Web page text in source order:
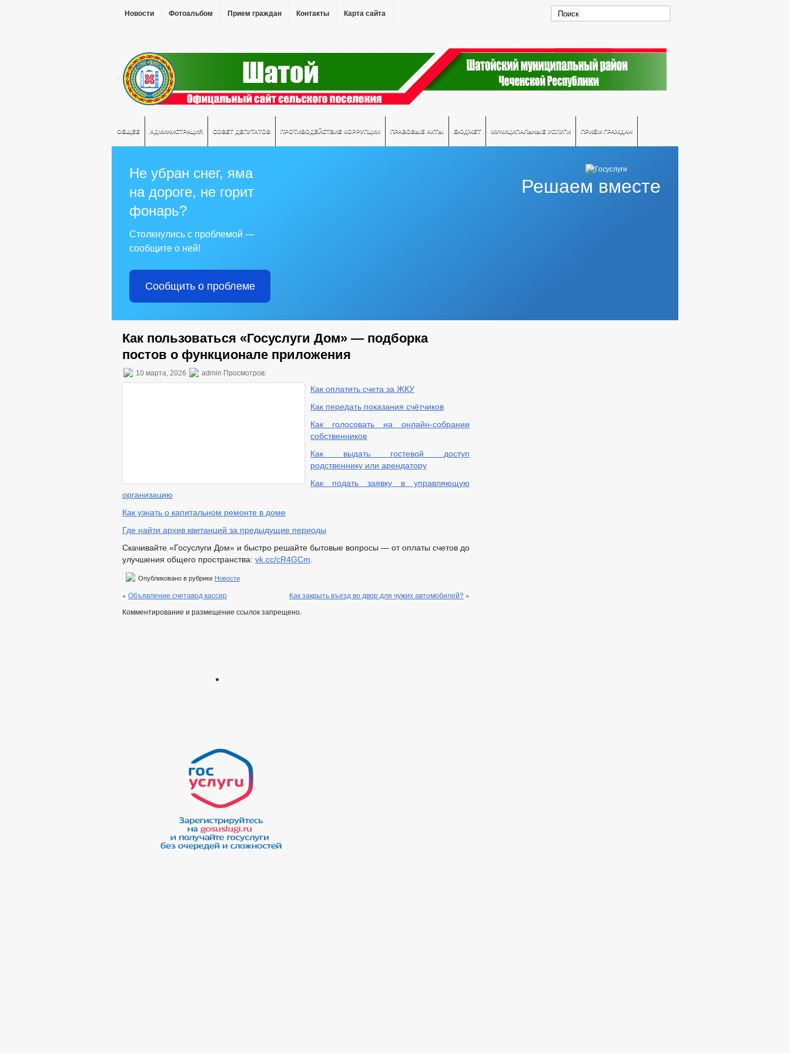
Новости Фотоальбом Прием граждан Контакты Карта сайта
ОБЩЕЕ АДМИНИСТРАЦИЯ СОВЕТ ДЕПУТАТОВ ПРОТИВОДЕЙСТВИЕ КОРРУПЦИИ ПРАВОВЫЕ АКТЫ БЮДЖЕТ МУНИЦИПАЛЬНЫЕ УСЛУГИ ПРИЕМ ГРАЖДАН
Решаем вместе
Не убран снег, яма
на дороге, не горит
фонарь?
Столкнулись с проблемой —
сообщите о ней!
Сообщить о проблеме
Как пользоваться «Госуслуги Дом» — подборка
постов о функционале приложения
10 марта, 2026 admin Просмотров:
Как оплатить счета за ЖКУ
Как передать показания счётчиков
Как голосовать на онлайн-собрании
собственников
Как выдать гостевой доступ
родственнику или арендатору
Как подать заявку в управляющую
организацию
Как узнать о капитальном ремонте в доме
Где найти архив квитанций за предыдущие периоды
Скачивайте «Госуслуги Дом» и быстро решайте бытовые вопросы — от оплаты счетов до
улучшения общего пространства: vk.cc/cR4GCm
Опубликовано в рубрике Новости
« Объявление счетавод кассир Как закрыть въезд во двор для чужих автомобилей? »
Комментирование и размещение ссылок запрещено.